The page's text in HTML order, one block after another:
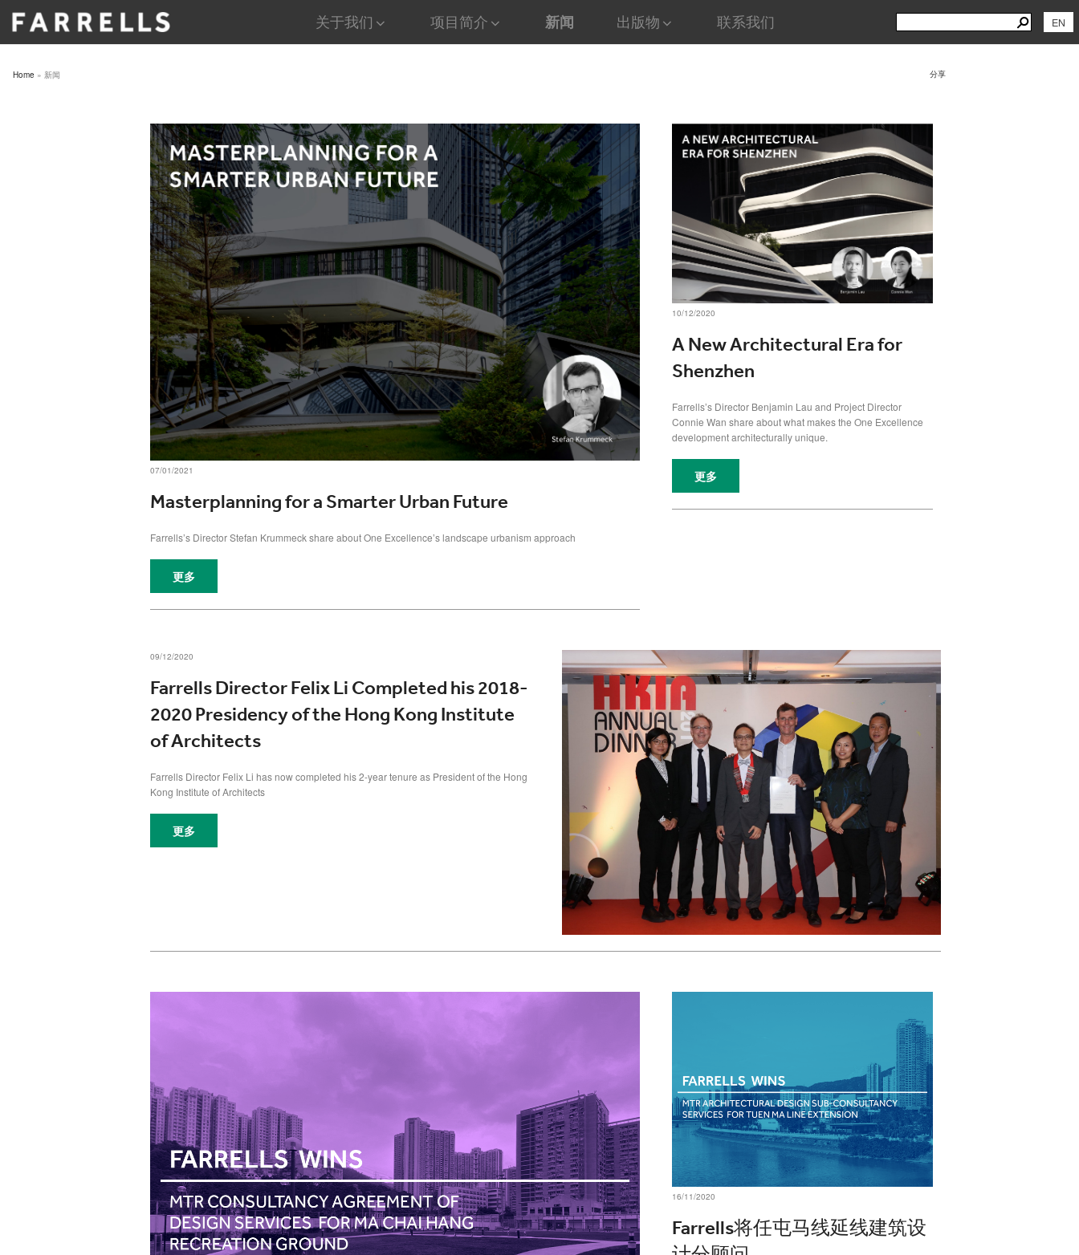
关于我们 项目简介 新闻 出版物 联系我们
Search
for:
Search
EN
Home » 新闻 分享
07/01/2021
Masterplanning for a Smarter Urban Future
Farrells’s Director Stefan Krummeck share about One Excellence’s landscape urbanism approach
更多
10/12/2020
A New Architectural Era for
Shenzhen
Farrells’s Director Benjamin Lau and Project Director
Connie Wan share about what makes the One Excellence
development architecturally unique.
更多
09/12/2020
Farrells Director Felix Li Completed his 2018-
2020 Presidency of the Hong Kong Institute
of Architects
Farrells Director Felix Li has now completed his 2-year tenure as President of the Hong
Kong Institute of Architects
更多
16/11/2020
Farrells将任屯马线延线建筑设